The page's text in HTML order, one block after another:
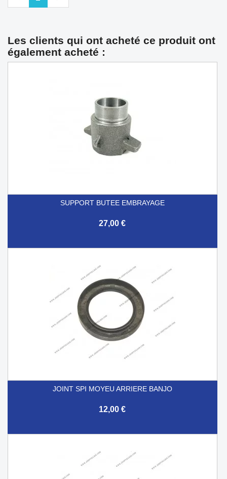
Les clients qui ont acheté ce produit ont
également acheté :
SUPPORT BUTEE EMBRAYAGE
27,00 €
JOINT SPI MOYEU ARRIERE BANJO
12,00 €